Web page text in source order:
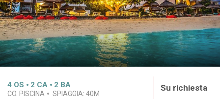
4 OS 2 CA 2 BA
CO. PISCINA SPIAGGIA: 40M
Su richiesta